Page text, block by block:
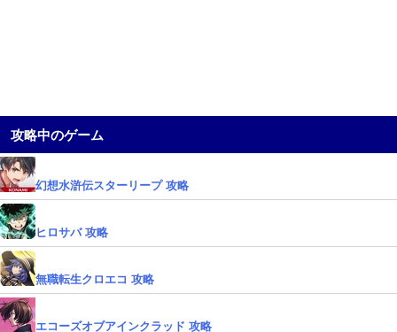
攻略中のゲーム
幻想水滸伝スターリープ 攻略
ヒロサバ 攻略
無職転生クロエコ 攻略
エコーズオブアインクラッド 攻略